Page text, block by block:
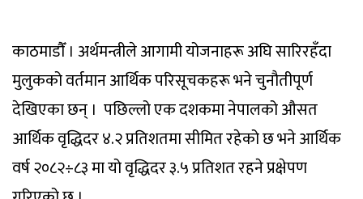
काठमाडाैँ । अर्थमन्त्रीले आगामी योजनाहरू अघि सारिरहँदा
मुलुकको वर्तमान आर्थिक परिसूचकहरू भने चुनौतीपूर्ण
देखिएका छन् । पछिल्लो एक दशकमा नेपालको औसत
आर्थिक वृद्धिदर ४.२ प्रतिशतमा सीमित रहेको छ भने आर्थिक
वर्ष २०८२÷८३ मा यो वृद्धिदर ३.५ प्रतिशत रहने प्रक्षेपण